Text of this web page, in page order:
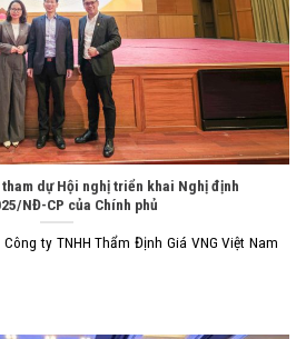
dự Hội nghị triển khai Nghị định
NĐ-CP của Chính phủ
ty TNHH Thẩm Định Giá VNG Việt Nam